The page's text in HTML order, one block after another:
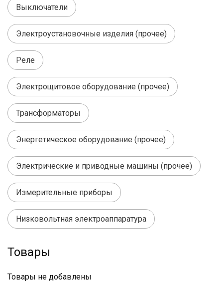
Выключатели
Электроустановочные изделия (прочее)
Реле
Электрощитовое оборудование (прочее)
Трансформаторы
Энергетическое оборудование (прочее)
Электрические и приводные машины (прочее)
Измерительные приборы
Низковольтная электроаппаратура
Товары
Товары не добавлены